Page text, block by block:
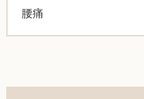
腰痛